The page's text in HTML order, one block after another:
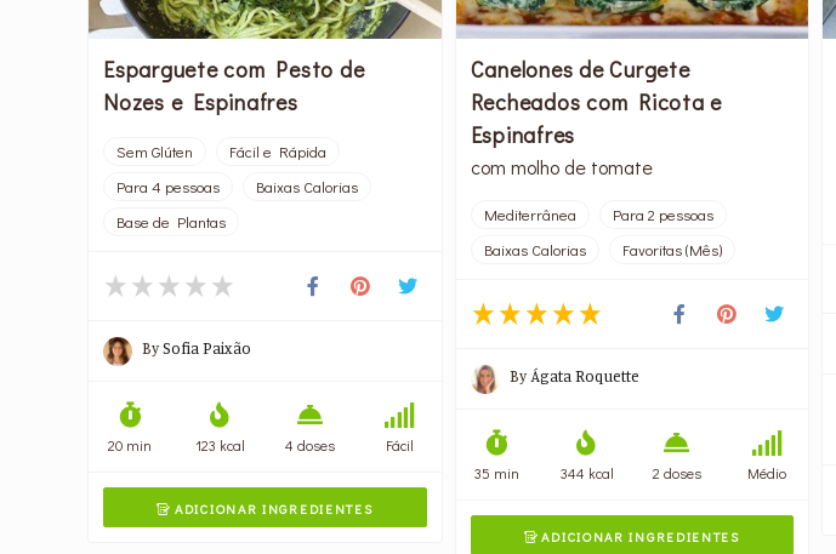
Esparguete com Pesto de
Nozes e Espinafres
Sem Glúten
Fácil e Rápida
Para 4 pessoas
Baixas Calorias
Base de Plantas
BySofia Paixão
20 min 123 kcal 4 doses Fácil
 ADICIONAR INGREDIENTES
Canelones de Curgete
Recheados com Ricota e
Espinafres
com molho de tomate
Mediterrânea
Para 2 pessoas
Baixas Calorias
Favoritas (Mês)
ByÁgata Roquette
35 min 344 kcal 2 doses Médio
ADICIONAR INGREDIENTES